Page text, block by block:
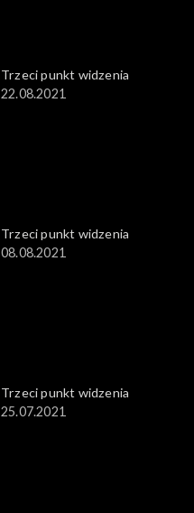
Trzeci punkt widzenia
22.08.2021
Trzeci punkt widzenia
08.08.2021
Trzeci punkt widzenia
25.07.2021